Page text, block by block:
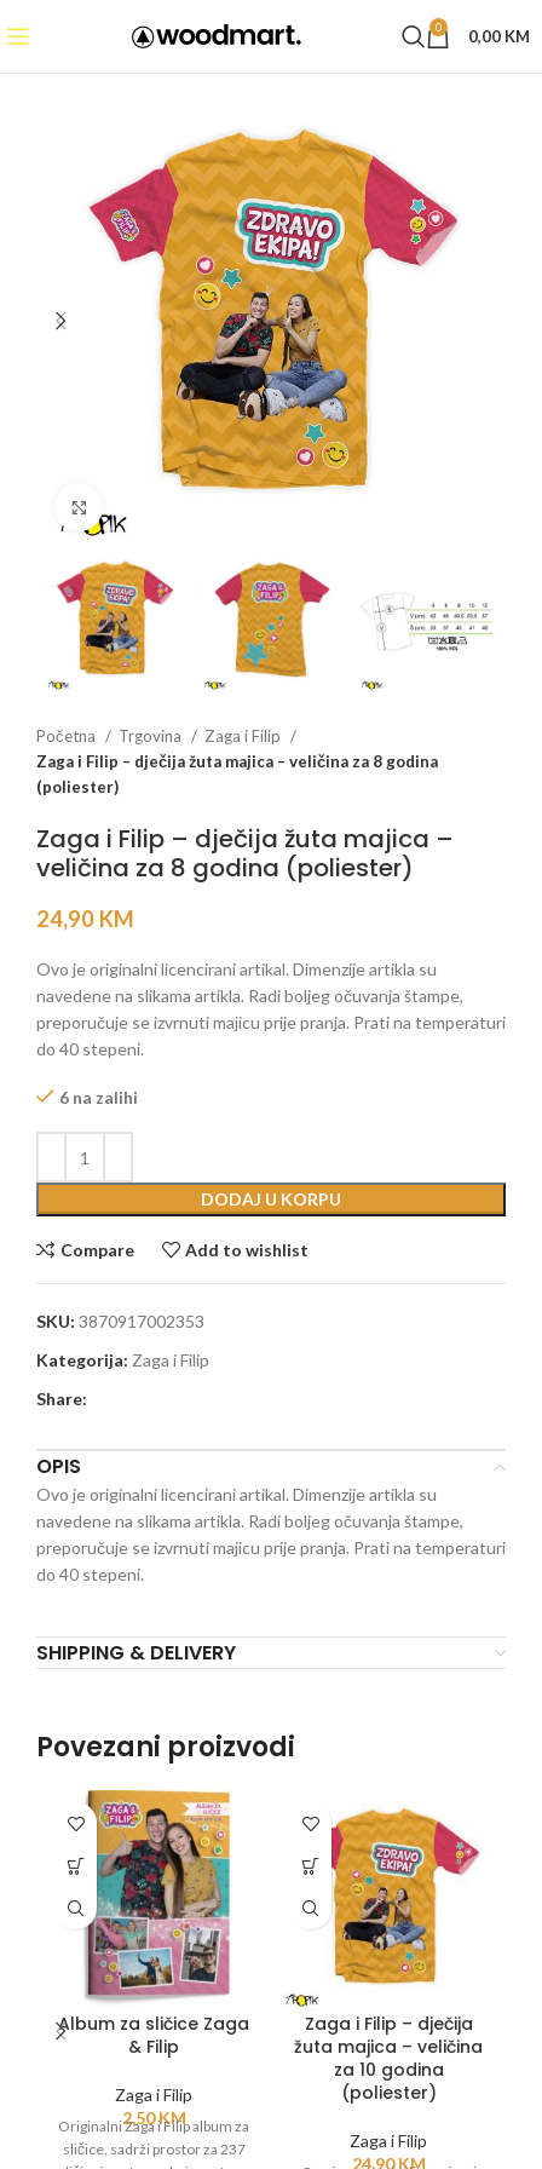
0 0,00 KM
Početna Trgovina
Zaga i Filip
Zaga i Filip – dječija žuta majica – veličina za 8 godina
(poliester)
Zaga i Filip – dječija žuta majica –
veličina za 8 godina (poliester)
24,90 KM
Ovo je originalni licencirani artikal. Dimenzije artikla su
navedene na slikama artikla. Radi boljeg očuvanja štampe,
preporučuje se izvrnuti majicu prije pranja. Prati na temperaturi
do 40 stepeni.
6 na zalihi
DODAJ U KORPU
Compare Add to wishlist
SKU: 3870917002353
Kategorija: Zaga i Filip
Share:
OPIS
Ovo je originalni licencirani artikal. Dimenzije artikla su
navedene na slikama artikla. Radi boljeg očuvanja štampe,
preporučuje se izvrnuti majicu prije pranja. Prati na temperaturi
do 40 stepeni.
SHIPPING & DELIVERY
Povezani proizvodi
Album za sličice Zaga
& Filip
Zaga i Filip
2,50KM
Originalni Zaga i Filip album za
sličice, sadrži prostor za 237
Zaga i Filip – dječija
žuta majica – veličina
za 10 godina
(poliester)
Zaga i Filip
24,90KM